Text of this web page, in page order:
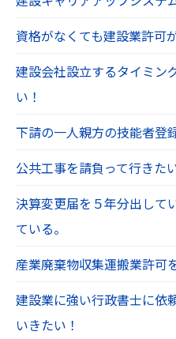
資格がなくても建設業許可
建設会社設立するタイミン
い！
下請の一人親方の技能者登
公共工事を請負って行きた
決算変更届を５年分出して
ている。
産業廃棄物収集運搬業許可
建設業に強い行政書士に依
いきたい！